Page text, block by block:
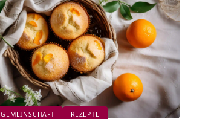
GEMEINSCHAFT REZEPTE